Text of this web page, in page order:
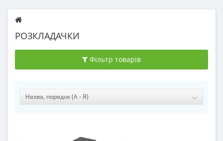
РОЗКЛАДАЧКИ
Фільтр товарів